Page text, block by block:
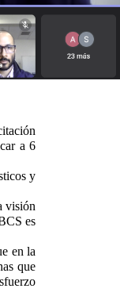
a 6
y
visión
es
en la
que